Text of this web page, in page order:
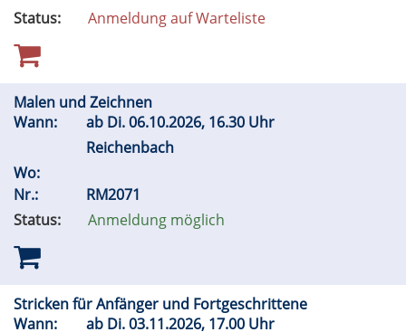
Status:
Anmeldung auf Warteliste
Malen und Zeichnen
Wann:
ab Di.06.10.2026, 16.30 Uhr
Reichenbach
Wo:
Nr.:
RM2071
Status:
Anmeldung möglich
Stricken für Anfänger und Fortgeschrittene
Wann:
ab Di.03.11.2026, 17.00 Uhr